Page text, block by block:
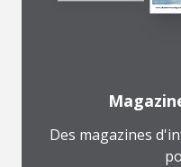
Des magazines